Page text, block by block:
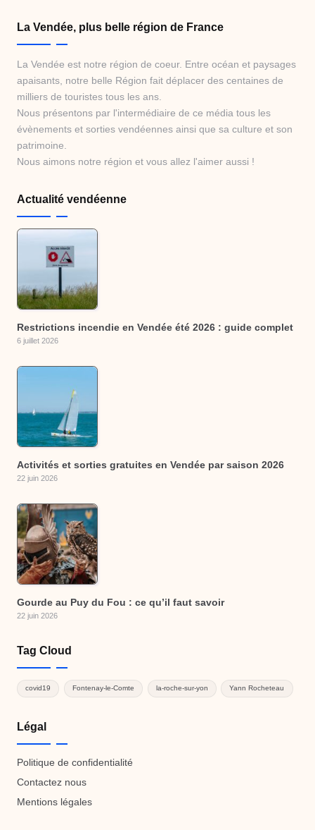
La Vendée, plus belle région de France
La Vendée est notre région de coeur. Entre océan et paysages
apaisants, notre belle Région fait déplacer des centaines de
milliers de touristes tous les ans.
Nous présentons par l'intermédiaire de ce média tous les
évènements et sorties vendéennes ainsi que sa culture et son
patrimoine.
Nous aimons notre région et vous allez l'aimer aussi !
Actualité vendéenne
Restrictions incendie en Vendée été 2026 : guide complet
6 juillet 2026
Activités et sorties gratuites en Vendée par saison 2026
22 juin 2026
Gourde au Puy du Fou : ce qu’il faut savoir
22 juin 2026
Tag Cloud
covid19 Fontenay-le-Comte la-roche-sur-yon Yann Rocheteau
Légal
Politique de confidentialité
Contactez nous
Mentions légales